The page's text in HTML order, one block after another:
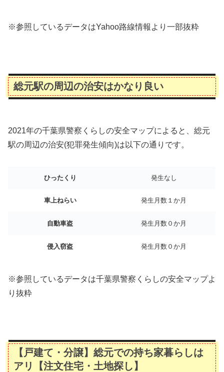
※参照しているデータはYahoo路線情報より一部抜粋
総元駅の周辺の治安はかなり良い
2021年の千葉県警察くらしの安全マップによると、総元
駅の周辺の治安(犯罪発生傾向)は以下の通りです。
ひったくり 発生なし
車上ねらい 発生月数１か月
自動車盗 発生月数０か月
侵入窃盗 発生月数０か月
※参照しているデータは千葉県警察くらしの安全マップよ
り抜粋
【戸建て・分譲】総元での持ち家暮らしは
アリ【注文住宅・土地探し】